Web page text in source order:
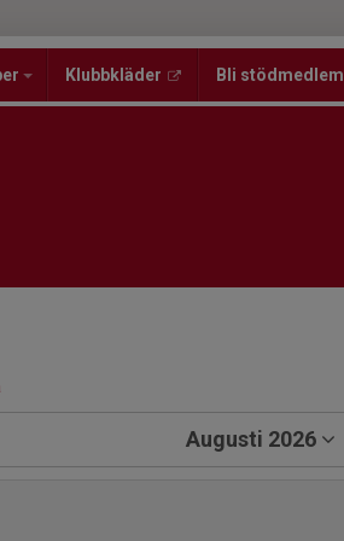
Klubbkläder Bli stödmedlem
Augusti 2026